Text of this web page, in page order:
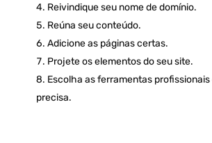
Reivindique seu nome de domínio.
Reúna seu conteúdo.
Adicione as páginas certas.
Projete os elementos do seu site.
Escolha as ferramentas
precisa.